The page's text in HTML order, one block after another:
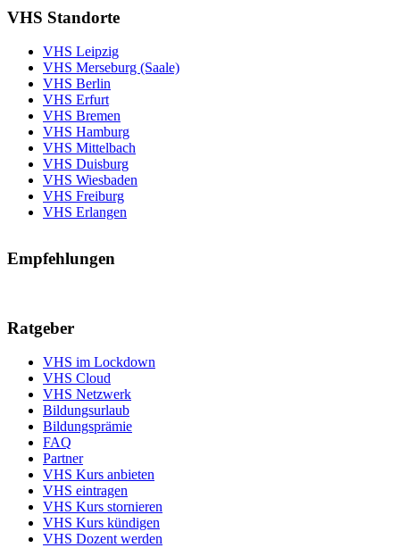
VHS Standorte
VHS Leipzig
VHS Merseburg (Saale)
VHS Berlin
VHS Erfurt
VHS Bremen
VHS Hamburg
VHS Mittelbach
VHS Duisburg
VHS Wiesbaden
VHS Freiburg
VHS Erlangen
Empfehlungen
Ratgeber
VHS im Lockdown
VHS Cloud
VHS Netzwerk
Bildungsurlaub
Bildungsprämie
FAQ
Partner
VHS Kurs anbieten
VHS eintragen
VHS Kurs stornieren
VHS Kurs kündigen
VHS Dozent werden